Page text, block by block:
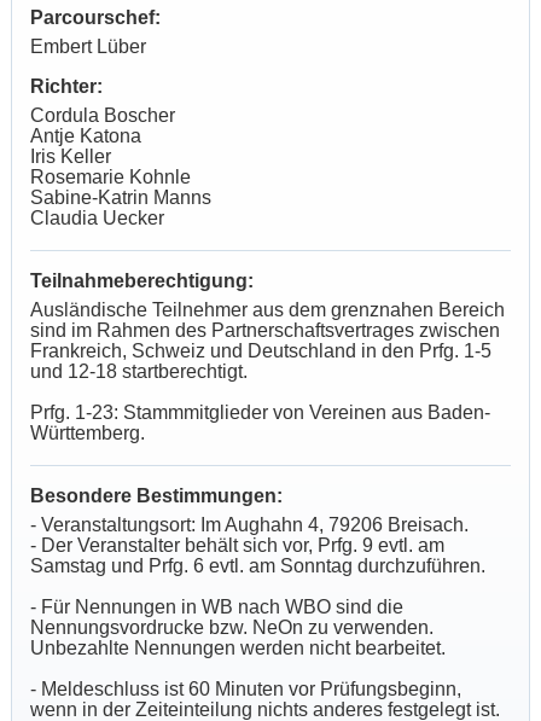
Parcourschef:
Embert Lüber
Richter:
Cordula Boscher
Antje Katona
Iris Keller
Rosemarie Kohnle
Sabine-Katrin Manns
Claudia Uecker
Teilnahmeberechtigung:
Ausländische Teilnehmer aus dem grenznahen Bereich
sind im Rahmen des Partnerschaftsvertrages zwischen
Frankreich, Schweiz und Deutschland in den Prfg. 1-5
und 12-18 startberechtigt.
Prfg. 1-23: Stammmitglieder von Vereinen aus Baden-
Württemberg.
Besondere Bestimmungen:
- Veranstaltungsort: Im Aughahn 4, 79206 Breisach.
- Der Veranstalter behält sich vor, Prfg. 9 evtl. am
Samstag und Prfg. 6 evtl. am Sonntag durchzuführen.
- Für Nennungen in WB nach WBO sind die
Nennungsvordrucke bzw. NeOn zu verwenden.
Unbezahlte Nennungen werden nicht bearbeitet.
- Meldeschluss ist 60 Minuten vor Prüfungsbeginn,
wenn in der Zeiteinteilung nichts anderes festgelegt ist.